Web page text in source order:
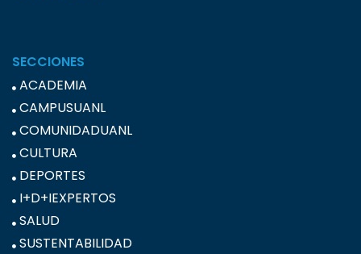
SECCIONES
ACADEMIA
CAMPUSUANL
COMUNIDADUANL
CULTURA
DEPORTES
I+D+IEXPERTOS
SALUD
SUSTENTABILIDAD